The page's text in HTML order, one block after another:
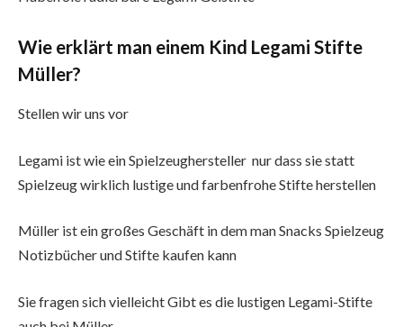
Wie erklärt man einem Kind Legami Stifte
Müller?
Stellen wir uns vor
Legami ist wie ein Spielzeughersteller nur dass sie statt
Spielzeug wirklich lustige und farbenfrohe Stifte herstellen
Müller ist ein großes Geschäft in dem man Snacks Spielzeug
Notizbücher und Stifte kaufen kann
Sie fragen sich vielleicht Gibt es die lustigen Legami-Stifte